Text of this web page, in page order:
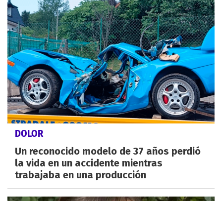
DOLOR
Un reconocido modelo de 37 años perdió
la vida en un accidente mientras
trabajaba en una producción